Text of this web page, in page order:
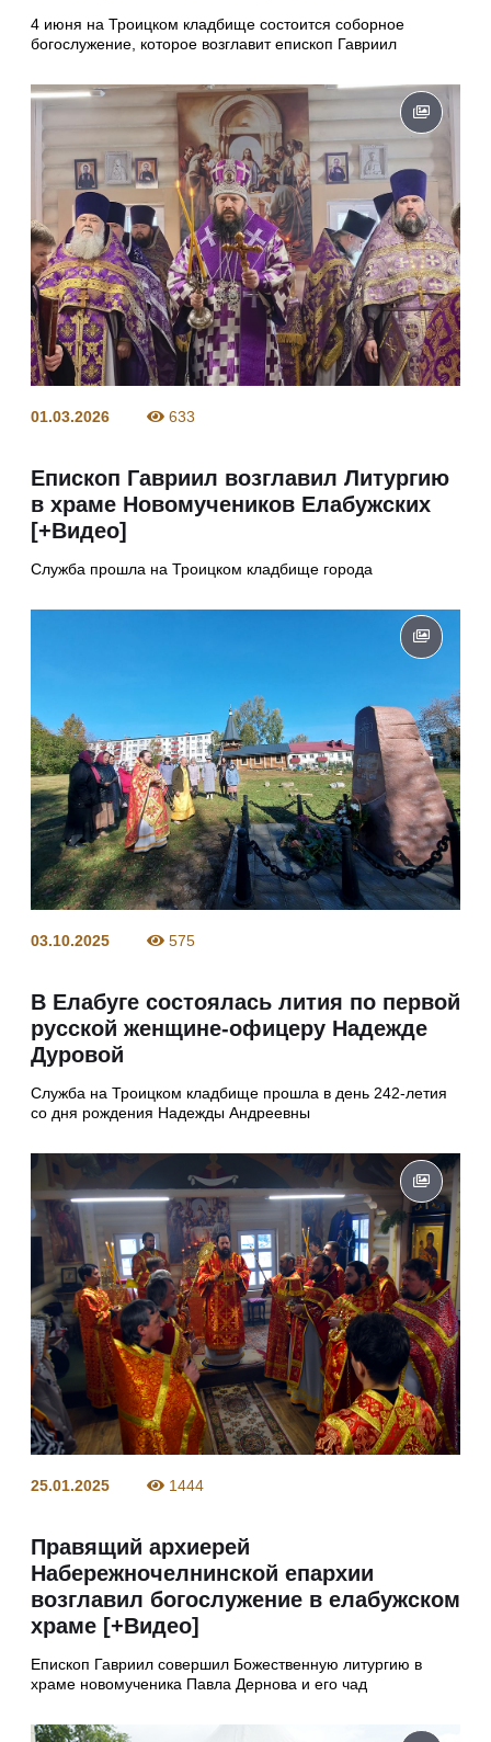
4 июня на Троицком кладбище состоится соборное
богослужение, которое возглавит епископ Гавриил
01.03.2026 633
Епископ Гавриил возглавил Литургию
в храме Новомучеников Елабужских
[+Видео]
Служба прошла на Троицком кладбище города
03.10.2025 575
В Елабуге состоялась лития по первой
русской женщине-офицеру Надежде
Дуровой
Служба на Троицком кладбище прошла в день 242-летия
со дня рождения Надежды Андреевны
25.01.2025 1444
Правящий архиерей
Набережночелнинской епархии
возглавил богослужение в елабужском
храме [+Видео]
Епископ Гавриил совершил Божественную литургию в
храме новомученика Павла Дернова и его чад